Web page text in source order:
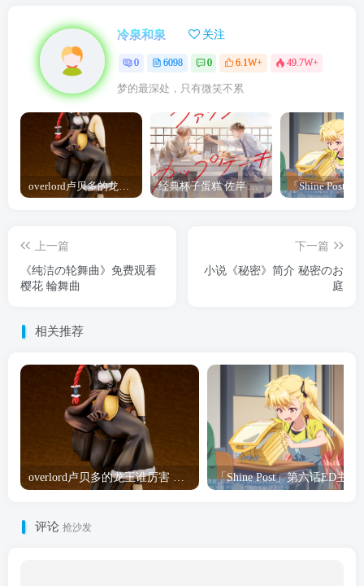
冷泉和泉 关注
0 6098 0 6.1W+ 49.7W+
梦的最深处，只有微笑不累
overlord卢贝多的龙王谁厉害 「Overlord」露普斯蕾琪娜·贝塔手办开订 经典杯子蛋糕 佐岸 漫画「经典杯子蛋糕」宣布真人日剧化
上一篇
《纯洁の轮舞曲》免费观看
樱花 輪舞曲
下一篇
小说《秘密》简介 秘密のお
庭
相关推荐
评论 抢沙发